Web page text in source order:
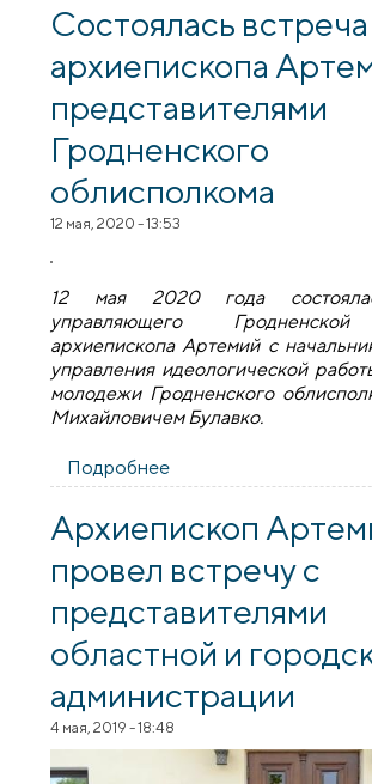
Состоялась встреча
архиепископа
представителями
Гродненского
облисполкома
12 мая, 2020 - 13:53
12 мая 2020 года
управляющего
архиепископа Артемий с
управления идеологической
молодежи Гродненского
Михайловичем Булавко.
Подробнее
Артемия с
Гродненского
Архиепископ
провел встречу с
представителями
областной и
администрации
4 мая, 2019 - 18:48